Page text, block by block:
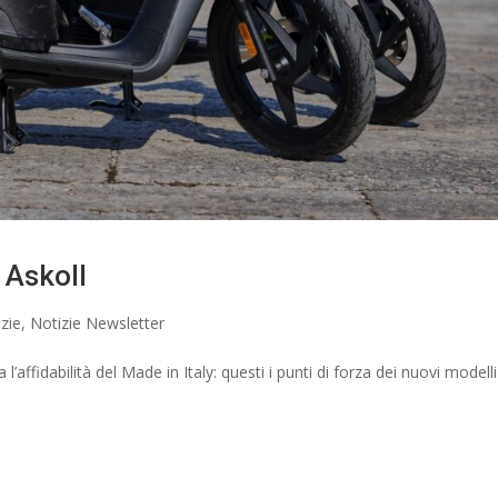
Askoll
, Notizie Newsletter
del Made in Italy: questi i punti di forza dei nuovi